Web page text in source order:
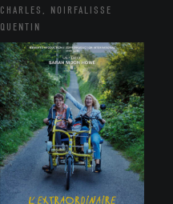
CHARLES, NOIRFALISSE
QUENTIN